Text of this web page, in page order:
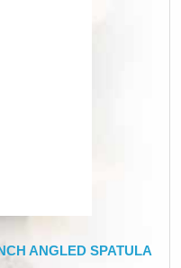
ANGLED SPATULA